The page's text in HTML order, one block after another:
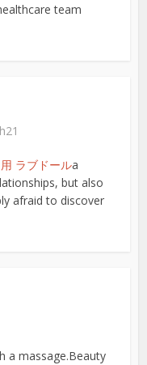
team
ラブドールa
but also
afraid to discover
a massage.Beauty